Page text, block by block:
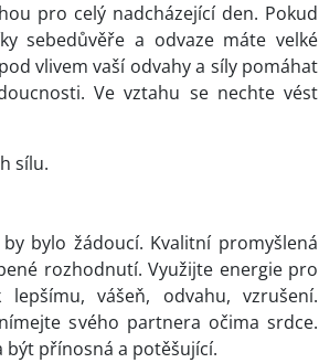
pro celý nadcházející den. Pokud
sebedůvěře a odvaze máte velké
vlivem vaší odvahy a síly pomáhat
Ve vztahu se nechte vést
sílu.
bylo žádoucí. Kvalitní promyšlená
rozhodnutí. Využijte energie pro
vášeň, odvahu, vzrušení.
svého partnera očima srdce.
být přínosná a potěšující.